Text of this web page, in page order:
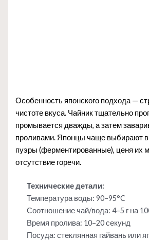
Особенность японского подхода —
чистоте вкуса. Чайник тщательно
промывается дважды, а затем
проливами. Японцы чаще выбирают
пуэры (ферментированные), ценя их
отсутствие горечи.
Технические детали:
Температура воды: 90–95°C
Соотношение чай/вода: 4–5 г на
Время пролива: 10–20 секунд
Посуда: стеклянная гайвань или